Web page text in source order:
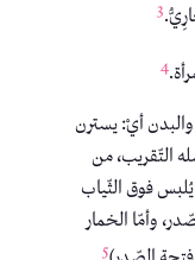
3
4
والبدن أيْ: يسترن
التّقريب، من
فوق الثّياب
وأمّا الخمار
5